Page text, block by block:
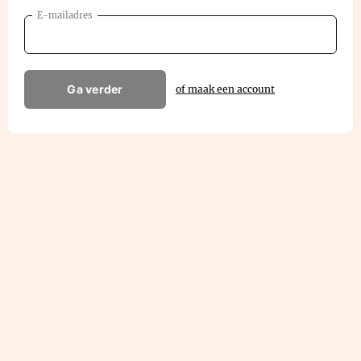
E-mailadres
Ga verder of maak een account